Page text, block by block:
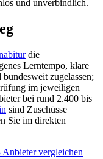
und unverbindlich.
die
Lerntempo, klare
zugelassen;
im jeweiligen
bei rund 2.400 bis
sind Zuschüsse
Sie im direkten
Anbieter vergleichen